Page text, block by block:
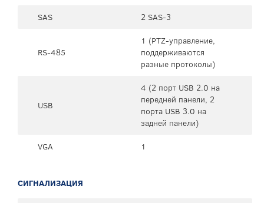
SAS
2 SAS-3
RS-485
1 (PTZ-управление,
поддерживаются
разные протоколы)
USB
4 (2 порт USB 2.0 на
передней панели, 2
порта USB 3.0 на
задней панели)
VGA
1
СИГНАЛИЗАЦИЯ